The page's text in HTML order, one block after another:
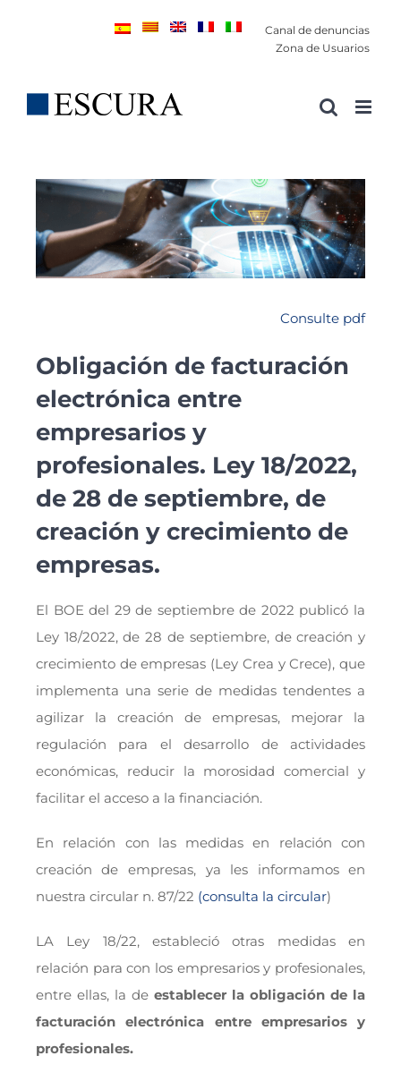
Canal de denuncias
Zona de Usuarios
Consulte pdf
Obligación de facturación
electrónica entre
empresarios y
profesionales. Ley 18/2022,
de 28 de septiembre, de
creación y crecimiento de
empresas.
El BOE del 29 de septiembre de 2022 publicó la
Ley 18/2022, de 28 de septiembre, de creación y
crecimiento de empresas (Ley Crea y Crece), que
implementa una serie de medidas tendentes a
agilizar la creación de empresas, mejorar la
regulación para el desarrollo de actividades
económicas, reducir la morosidad comercial y
facilitar el acceso a la financiación.
En relación con las medidas en relación con
creación de empresas, ya les informamos en
nuestra circular n. 87/22 (consulta la circular)
LA Ley 18/22, estableció otras medidas en
relación para con los empresarios y profesionales,
entre ellas, la de establecer la obligación de la
facturación electrónica entre empresarios y
profesionales.